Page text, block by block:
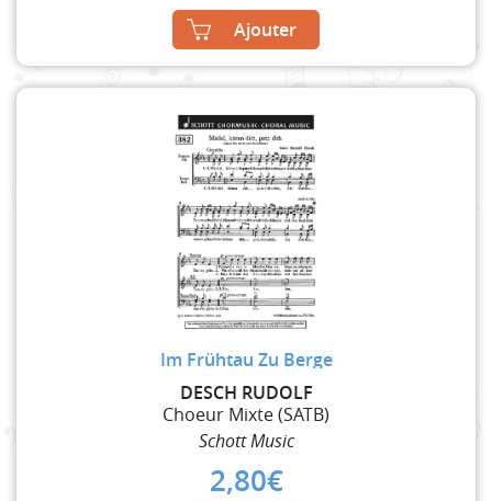
Ajouter
Im Frühtau Zu Berge
DESCH RUDOLF
Choeur Mixte (SATB)
Schott Music
2,80€